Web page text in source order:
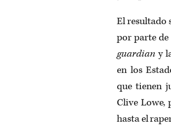
El resultado
por parte
guardiany
en los
que tienen
Clive Lowe,
hasta el